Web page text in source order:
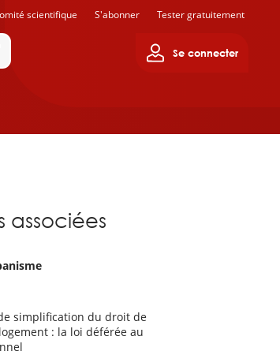
Se connecter
scientifique S'abonner Tester gratuitement
associées
simplification du droit de
: la loi déférée au